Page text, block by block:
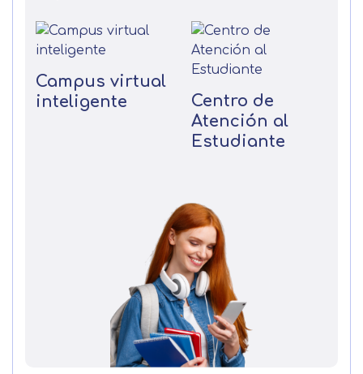
Campus virtual
inteligente
Centro de
Atención al
Estudiante